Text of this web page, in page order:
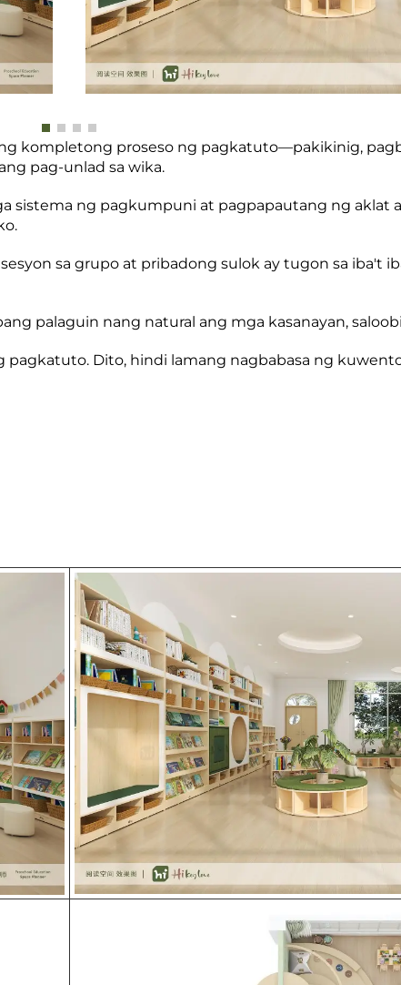
kompletong proseso ng pagkatuto—pakikinig,
pag-unlad sa wika.
sistema ng pagkumpuni at pagpapautang ng aklat
sa grupo at pribadong sulok ay tugon sa iba't
palaguin nang natural ang mga kasanayan,
pagkatuto. Dito, hindi lamang nagbabasa ng